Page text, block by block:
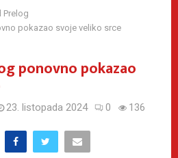
Prelog
pokazao svoje veliko srce
ponovno pokazao
23. listopada 2024 0 136